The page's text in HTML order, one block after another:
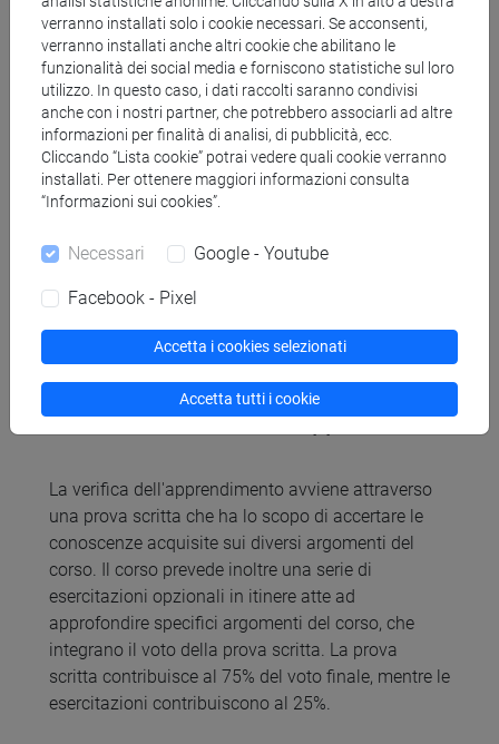
I seguenti libri di testo sono opzionali e suggeriti
agli studenti che vogliano approfondire
l'argomento:
W. Du - Internet Security: A Hands-on Approach
(2019)
Sullivan & Liu - Web Application Security, A
Zalewski - The tangled Web: A Guide to Securing
Modern Web Applications (2011)
Web Applications (2023)
Modalità di verifica dell'apprendimento
La verifica dell'apprendimento avviene attraverso
una prova scritta che ha lo scopo di accertare le
conoscenze acquisite sui diversi argomenti del
corso. Il corso prevede inoltre una serie di
esercitazioni opzionali in itinere atte ad
approfondire specifici argomenti del corso, che
integrano il voto della prova scritta. La prova
scritta contribuisce al 75% del voto finale, mentre le
esercitazioni contribuiscono al 25%.
verranno installati solo i cookie necessari. Se acconsenti,
verranno installati anche altri cookie che abilitano le
funzionalità dei social media e forniscono statistiche sul loro
utilizzo. In questo caso, i dati raccolti saranno condivisi
anche con i nostri partner, che potrebbero associarli ad altre
informazioni per finalità di analisi, di pubblicità, ecc.
Cliccando “Lista cookie” potrai vedere quali cookie verranno
installati. Per ottenere maggiori informazioni consulta
“Informazioni sui cookies”.
Necessari Google - Youtube
Facebook - Pixel
Accetta i cookies selezionati
Accetta tutti i cookie